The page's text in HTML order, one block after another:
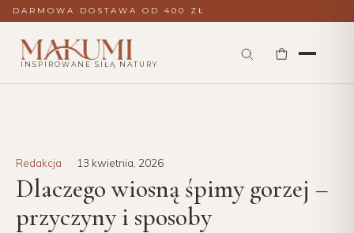
DARMOWA DOSTAWA OD 400 ZŁ
INSPIROWANE SIŁĄ NATURY
Redakcja 13 kwietnia, 2026
Dlaczego wiosną śpimy gorzej –
przyczyny i sposoby